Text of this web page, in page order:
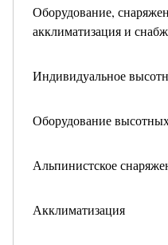
Оборудование,
акклиматизация и
Индивидуальное
Оборудование
Альпинистское
Акклиматизация